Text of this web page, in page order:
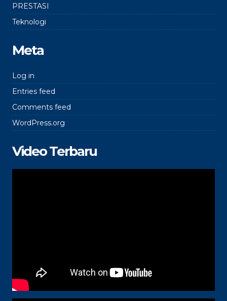
PRESTASI
Teknologi
Meta
Log in
Entries feed
Comments feed
WordPress.org
Video Terbaru